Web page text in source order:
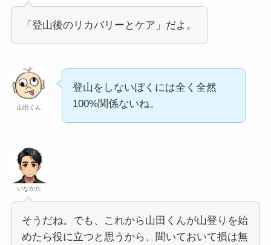
「登山後のリカバリーとケア」だよ。
山田くん
登山をしないぼくには全く全然
100%関係ないね。
いなかた
そうだね。でも、これから山田くんが山登りを始
めたら役に立つと思うから、聞いておいて損は無